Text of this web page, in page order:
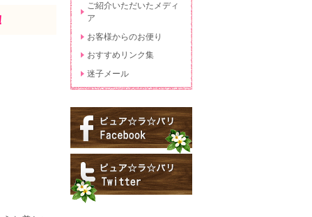
ご紹介いただいたメディ
ア
お客様からのお便り
おすすめリンク集
迷子メール